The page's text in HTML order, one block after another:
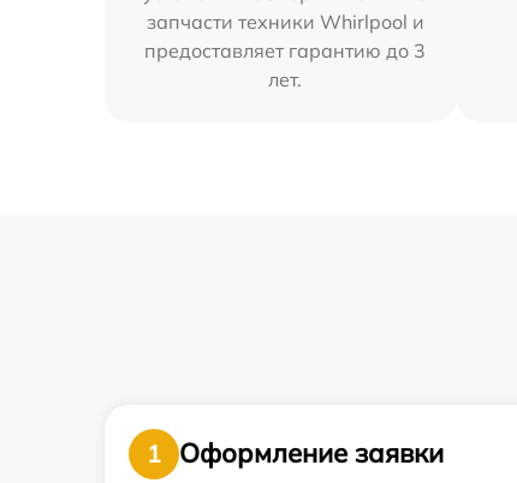
запчасти техники Whirlpool и
предоставляет гарантию до 3
лет.
1
Оформление заявки